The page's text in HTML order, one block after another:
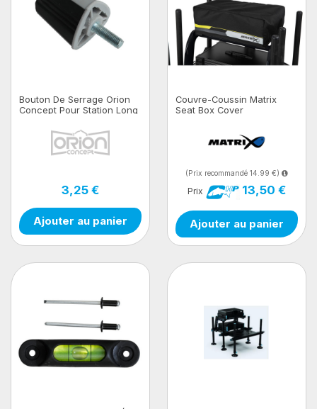
Bouton De Serrage Orion
Concept Pour Station Long
3,25 €
Ajouter au panier
Couvre-Coussin Matrix
Seat Box Cover
(Prix recommandé 14.99 €)
Prix 13,50 €
Ajouter au panier